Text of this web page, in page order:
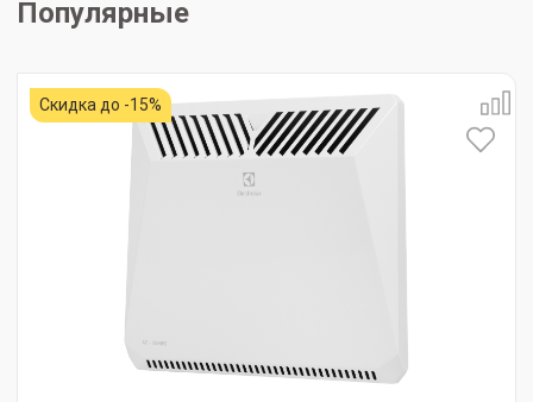
Популярные
Скидка до -15%